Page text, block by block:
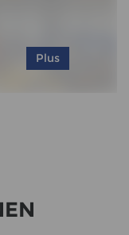
Plus